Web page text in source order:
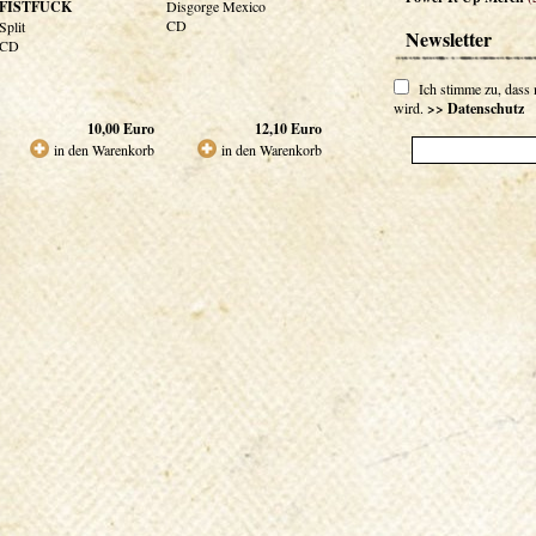
FISTFUCK
Split
CD
10,00Euro
in den Warenkorb
Disgorge Mexico
CD
12,10Euro
in den Warenkorb
Newsletter
Ich stimme zu,
wird. >> Datenschutz